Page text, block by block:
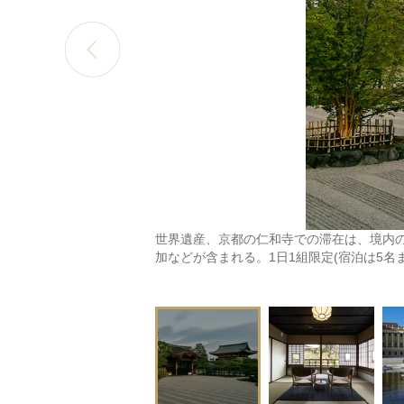
世界遺産、京都の仁和寺での滞在は、境内
加などが含まれる。1日1組限定(宿泊は5